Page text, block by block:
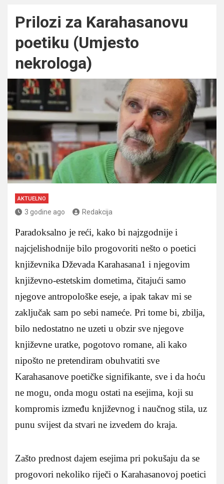
Prilozi za Karahasanovu
poetiku (Umjesto
nekrologa)
AKTUELNO
3 godine ago Redakcija
Paradoksalno je reći, kako bi najzgodnije i
najcjelishodnije bilo progovoriti nešto o poetici
književnika Dževada Karahasana1 i njegovim
književno-estetskim dometima, čitajući samo
njegove antropološke eseje, a ipak takav mi se
zaključak sam po sebi nameće. Pri tome bi, zbilja,
bilo nedostatno ne uzeti u obzir sve njegove
književne uratke, pogotovo romane, ali kako
nipošto ne pretendiram obuhvatiti sve
Karahasanove poetičke signifikante, sve i da hoću
ne mogu, onda mogu ostati na esejima, koji su
kompromis između književnog i naučnog stila, uz
punu svijest da stvari ne izvedem do kraja.
Zašto prednost dajem esejima pri pokušaju da se
progovori nekoliko riječi o Karahasanovoj poetici